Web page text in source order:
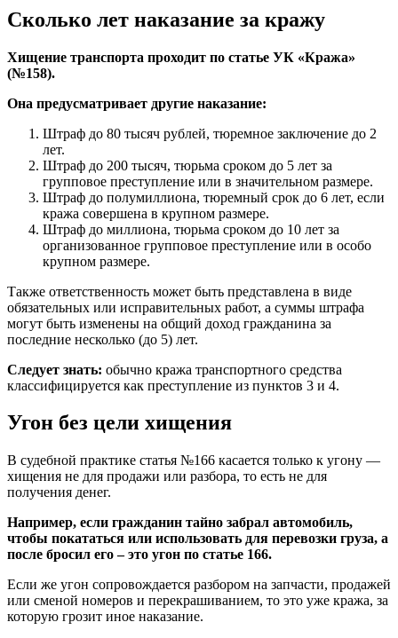
Сколько лет наказание за кражу
Хищение транспорта проходит по статье УК «Кража»
(№158).
Она предусматривает другие наказание:
Штраф до 80 тысяч рублей, тюремное заключение до 2
лет.
Штраф до 200 тысяч, тюрьма сроком до 5 лет за
групповое преступление или в значительном размере.
Штраф до полумиллиона, тюремный срок до 6 лет, если
кража совершена в крупном размере.
Штраф до миллиона, тюрьма сроком до 10 лет за
организованное групповое преступление или в особо
крупном размере.
Также ответственность может быть представлена в виде
обязательных или исправительных работ, а суммы штрафа
могут быть изменены на общий доход гражданина за
последние несколько (до 5) лет.
Следует знать: обычно кража транспортного средства
классифицируется как преступление из пунктов 3 и 4.
Угон без цели хищения
В судебной практике статья №166 касается только к угону —
хищения не для продажи или разбора, то есть не для
получения денег.
Например, если гражданин тайно забрал автомобиль,
чтобы покататься или использовать для перевозки груза, а
после бросил его – это угон по статье 166.
Если же угон сопровождается разбором на запчасти, продажей
или сменой номеров и перекрашиванием, то это уже кража, за
которую грозит иное наказание.